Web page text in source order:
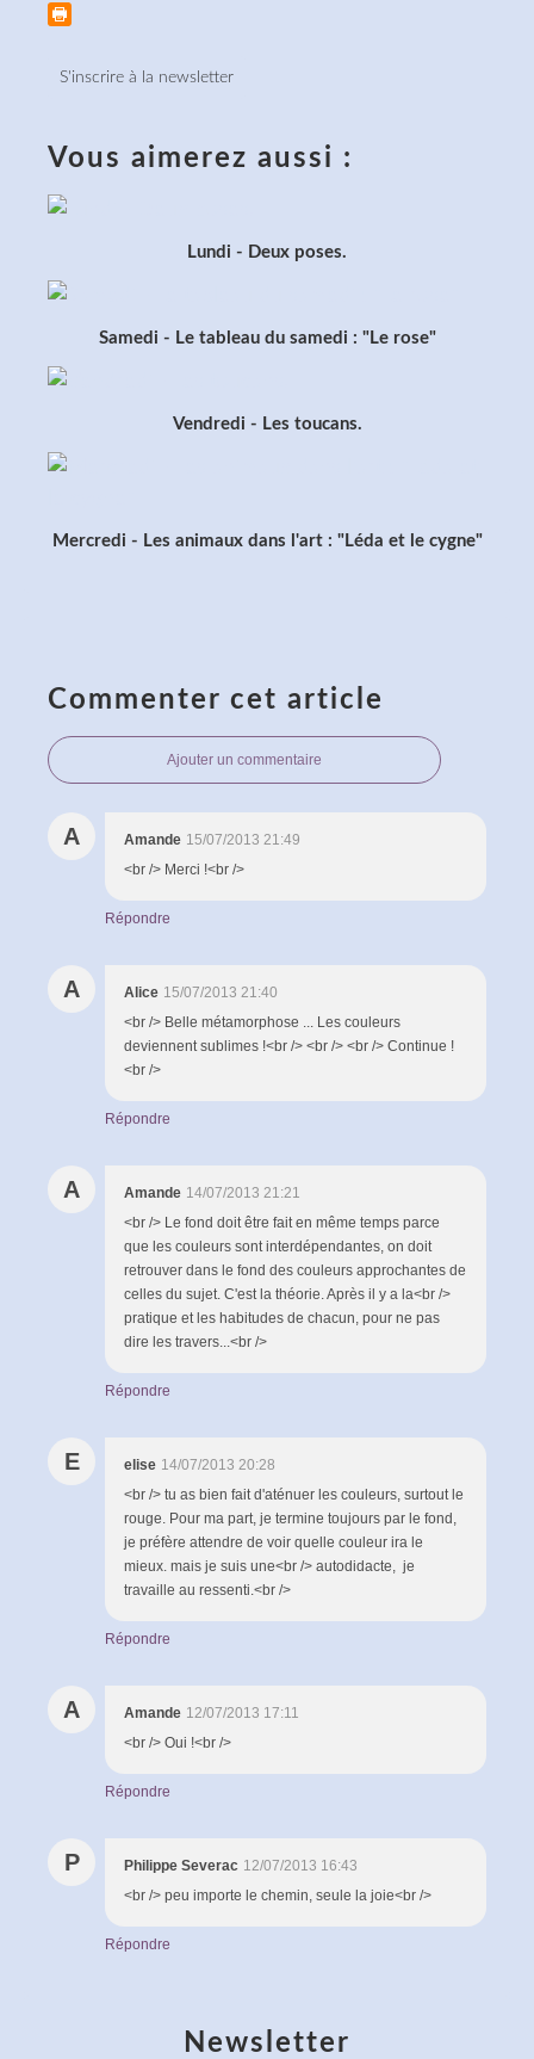
S'inscrire à la newsletter
Vous aimerez aussi :
Lundi - Deux poses.
Samedi - Le tableau du samedi : "Le rose"
Vendredi - Les toucans.
Mercredi - Les animaux dans l'art : "Léda et le cygne"
Commenter cet article
Ajouter un commentaire
A Amande 15/07/2013 21:49
<br /> Merci !<br />
Répondre
A Alice 15/07/2013 21:40
<br /> Belle métamorphose ... Les couleurs
deviennent sublimes !<br /> <br /> <br /> Continue !
<br />
Répondre
A Amande 14/07/2013 21:21
<br /> Le fond doit être fait en même temps parce
que les couleurs sont interdépendantes, on doit
retrouver dans le fond des couleurs approchantes de
celles du sujet. C'est la théorie. Après il y a la<br />
pratique et les habitudes de chacun, pour ne pas
dire les travers...<br />
Répondre
E elise 14/07/2013 20:28
<br /> tu as bien fait d'aténuer les couleurs, surtout le
rouge. Pour ma part, je termine toujours par le fond,
je préfère attendre de voir quelle couleur ira le
mieux. mais je suis une<br /> autodidacte, je
travaille au ressenti.<br />
Répondre
A Amande 12/07/2013 17:11
<br /> Oui !<br />
Répondre
P Philippe Severac 12/07/2013 16:43
<br /> peu importe le chemin, seule la joie<br />
Répondre
Newsletter